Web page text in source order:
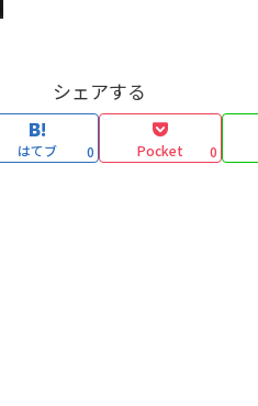
シェアする
はてブ 0 Pocket 0